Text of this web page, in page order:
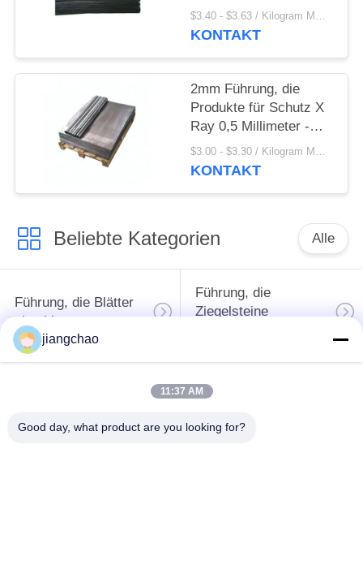
Klassifikation der
Raum-Klassen-I
$3.40 - $3.63 / Kilogram MOQ:100 Kilogramm/Kilogramm
KONTAKT
2mm Führung, die
Produkte für Schutz X
Ray 0,5 Millimeter -
30mm Stärke
abschirmt
$3.00 - $3.30 / Kilogram MOQ:10 Kilogramm/Kilogramm
KONTAKT
Beliebte Kategorien Alle
Führung, die Blätter
abschirmt
Führung, die
Ziegelsteine
Strahlenschutz-Tür
jiangchao
11:37 AM
Good day, what product are you looking for?